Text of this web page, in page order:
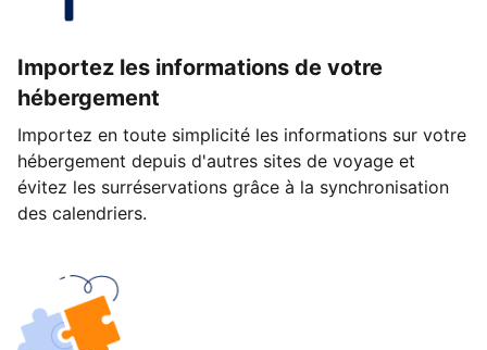
Importez les informations de votre
hébergement
Importez en toute simplicité les informations sur votre
hébergement depuis d'autres sites de voyage et
évitez les surréservations grâce à la synchronisation
des calendriers.